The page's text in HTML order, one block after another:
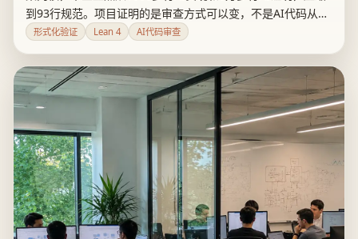
到93行规范。项目证明的是审查方式可以变，不是AI代码从此
免检——两个各7万三角形的兔子模型求交集要跑24秒，说明
形式化验证 Lean 4 AI代码审查